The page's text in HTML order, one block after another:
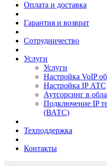
Оплата и доставка
Гарантия и возврат
Сотрудничество
Услуги
Услуги
Настройка VoIP
Настройка IP АТС
Аутсорсинг в
Подключение IP
(ВАТС)
Техподдержка
Контакты